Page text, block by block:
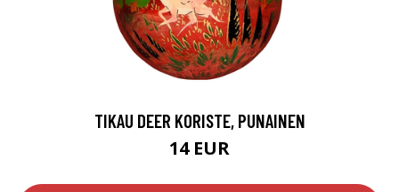
TIKAU DEER KORISTE, PUNAINEN
14 EUR